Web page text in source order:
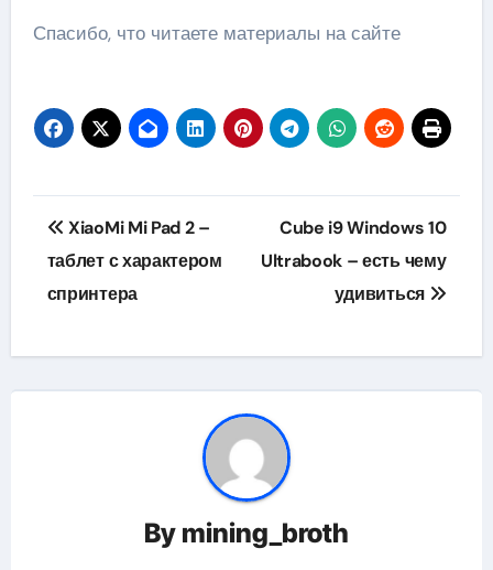
Спасибо, что читаете материалы на сайте
Навигация
по
записям
XiaoMi Mi Pad 2 –
таблет с характером
спринтера
Cube i9 Windows 10
Ultrabook – есть чему
удивиться
By mining_broth